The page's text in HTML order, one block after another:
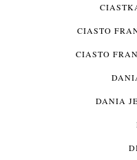
CIASTO
CIASTO
DANIA